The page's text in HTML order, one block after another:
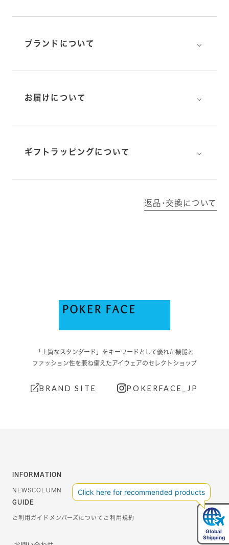
ブランドについて ⌵
お届けについて ⌵
ギフトラッピングについて ⌵
返品･交換について
「上質なスタンダード」をキーワードとして優れた機能と
ファッション性を兼ね備えたアイウェアのセレクトショップ
BRAND SITE POKERFACE_JP
INFORMATION
NEWSCOLUMN
GUIDE
ご利用ガイド メンバーズについて ご利用規約